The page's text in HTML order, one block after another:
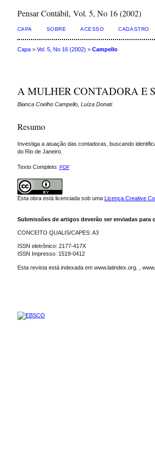
Pensar Contábil, Vol. 5, No 16 (2002)
CAPA SOBRE ACESSO CADASTRO
Capa> Vol. 5, No 16 (2002) > Campello
A MULHER CONTADORA E
Bianca Coelho Campello, Luíza Donati
Resumo
Investiga a atuação das contadoras, buscando
do Rio de Janeiro.
Texto Completo: PDF
Esta obra está licenciada sob uma Licença Creative
Submissões de artigos deverão ser enviadas para
CONCEITO QUALIS/CAPES: A3
ISSN eletrônico: 2177-417X
ISSN Impresso: 1519-0412
Esta revista está indexada em www.latindex.org. ,